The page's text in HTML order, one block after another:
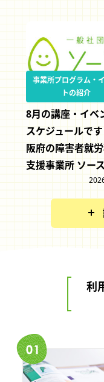
事業所プログラム・
トの紹介
8月の講座・イベ
スケジュールで
阪府の障害者就
支援事業所 ソース
利